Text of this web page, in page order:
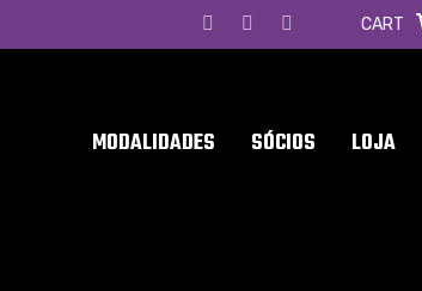
CART
MODALIDADES SÓCIOS LOJA